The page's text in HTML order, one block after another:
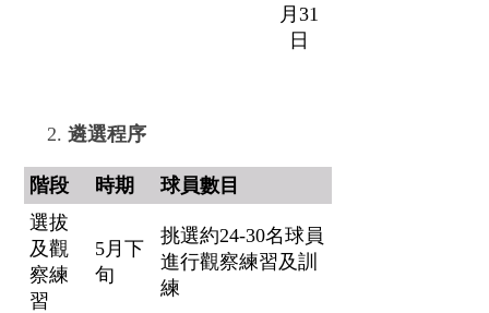
月31
日
遴選程序
階段 時期
球員數目
選拔
及觀
察練
習
5月下
旬
挑選約24-30名球員
進行觀察練習及訓
練